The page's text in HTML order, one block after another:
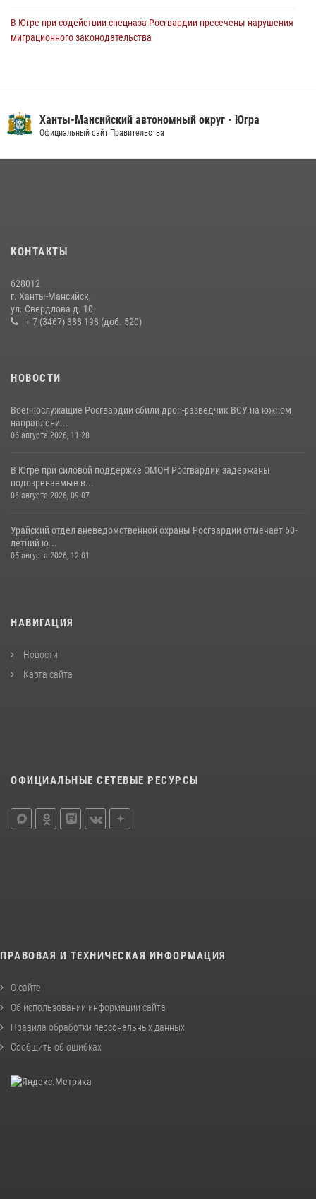
В Югре при содействии спецназа Росгвардии пресечены нарушения
миграционного законодательства
16 июля 2026, 04:54 4
18 июля 2026, 11:25
форума развития гражданского общества «Добрино»
13 июля 2026, 11:47
Ханты-Мансийский автономный округ - Югра
Официальный сайт Правительства
КОНТАКТЫ
628012
г. Ханты-Мансийск,
ул. Свердлова д. 10
+ 7 (3467) 388-198 (доб. 520)
НОВОСТИ
Военнослужащие Росгвардии сбили дрон-разведчик ВСУ на южном
направлени...
06 августа 2026, 11:28
В Югре при силовой поддержке ОМОН Росгвардии задержаны
подозреваемые в...
06 августа 2026, 09:07
Урайский отдел вневедомственной охраны Росгвардии отмечает 60-
летний ю...
05 августа 2026, 12:01
НАВИГАЦИЯ
Новости
Карта сайта
ОФИЦИАЛЬНЫЕ СЕТЕВЫЕ РЕСУРСЫ
ПРАВОВАЯ И ТЕХНИЧЕСКАЯ ИНФОРМАЦИЯ
О сайте
Об использовании информации сайта
Правила обработки персональных данных
Сообщить об ошибках